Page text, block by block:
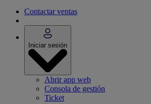
Contactar ventas
Iniciar sesión
Abrir app web
Consola de gestión
Ticket